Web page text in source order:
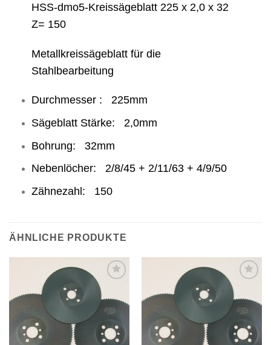
HSS-dmo5-Kreissägeblatt 225 x 2,0 x 32
Z= 150
Metallkreissägeblatt für die
Stahlbearbeitung
Durchmesser : 225mm
Sägeblatt Stärke: 2,0mm
Bohrung: 32mm
Nebenlöcher: 2/8/45 + 2/11/63 + 4/9/50
Zähnezahl: 150
ÄHNLICHE PRODUKTE
Meine
hinzufügen
Meine
hinzufügen